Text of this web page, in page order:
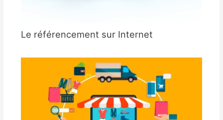
Le référencement sur Internet